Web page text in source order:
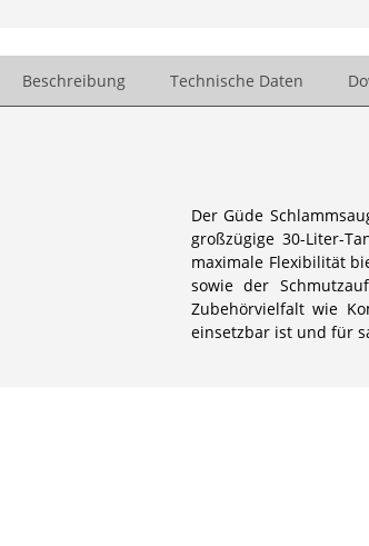
Beschreibung Technische Daten
Der Güde
großzügige 30-Liter-
maximale Flexibilität
sowie der
Zubehörvielfalt wie
einsetzbar ist und für